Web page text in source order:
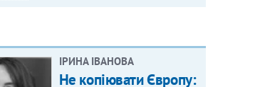
ІРИНА ІВАНОВА
Не копіювати Європу: